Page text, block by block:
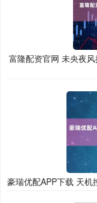
富隆配资官网 未央夜
豪瑞优配APP下载 天